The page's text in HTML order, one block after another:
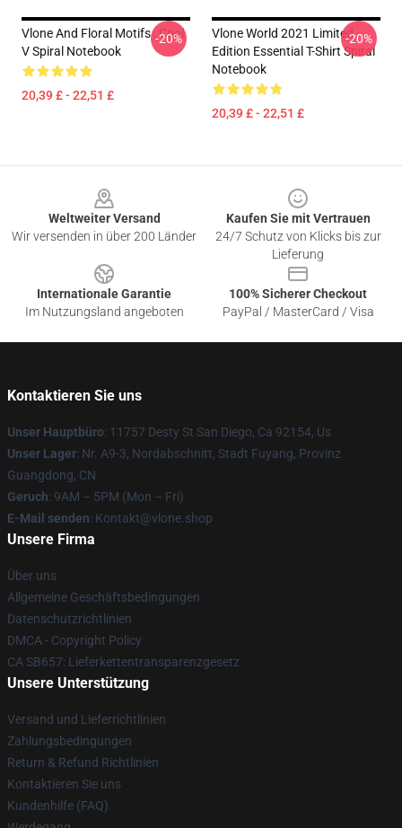
Vlone And Floral Motifs , Cool
V Spiral Notebook
20,39 £ - 22,51 £
-20%
Vlone World 2021 Limited
Edition Essential T-Shirt Spiral
Notebook
20,39 £ - 22,51 £
-20%
Weltweiter Versand
Wir versenden in über 200 Länder
Kaufen Sie mit Vertrauen
24/7 Schutz von Klicks bis zur
Lieferung
Internationale Garantie
Im Nutzungsland angeboten
100% Sicherer Checkout
PayPal / MasterCard / Visa
Kontaktieren Sie uns
Unser Hauptbüro: 11757 Desty St San Diego, Ca 92154, Us
Unser Lager: Nr. A9-3, Nordabschnitt, Stadt Fuyang, Provinz
Guangdong, CN
Geruch: 9AM – 5PM (Mon – Fri)
E-Mail senden: Kontakt@vlone.shop
Unsere Firma
Über uns
Allgemeine Geschäftsbedingungen
Datenschutzrichtlinien
DMCA - Copyright Policy
CA SB657: Lieferkettentransparenzgesetz
Unsere Unterstützung
Versand und Lieferrichtlinien
Zahlungsbedingungen
Return & Refund Richtlinien
Kontaktieren Sie uns
Kundenhilfe (FAQ)